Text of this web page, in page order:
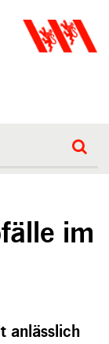
im
anlässlich